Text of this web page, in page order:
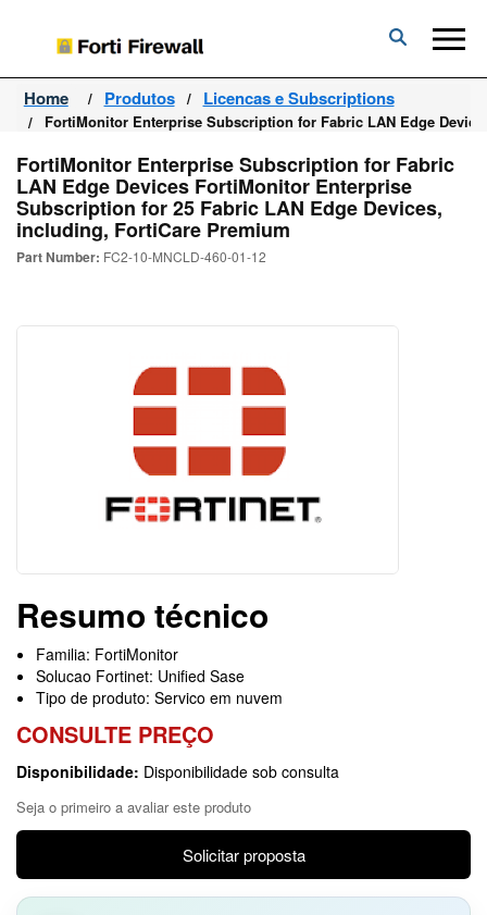
Forti
Firewall
Home Produtos Licencas e Subscriptions
FortiMonitor Enterprise Subscription for Fabric LAN Edge
FortiMonitor Enterprise Subscription for Fabric
LAN Edge Devices FortiMonitor Enterprise
Subscription for 25 Fabric LAN Edge Devices,
including, FortiCare Premium
Part Number: FC2-10-MNCLD-460-01-12
Resumo técnico
Familia: FortiMonitor
Solucao Fortinet: Unified Sase
Tipo de produto: Servico em nuvem
CONSULTE PREÇO
Disponibilidade: Disponibilidade sob consulta
Seja o primeiro a avaliar este produto
Solicitar proposta